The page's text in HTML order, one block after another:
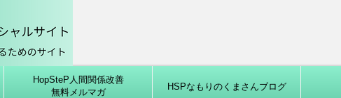
HopSteP人間関係改善
無料メルマガ
HSPなもりのくまさんブログ